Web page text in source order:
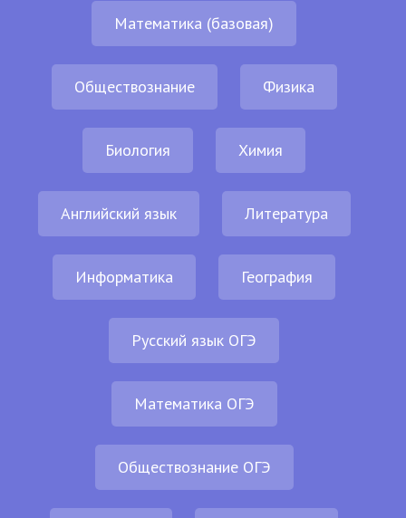
Математика (базовая)
Обществознание Физика
Биология Химия
Английский язык Литература
Информатика География
Русский язык ОГЭ
Математика ОГЭ
Обществознание ОГЭ